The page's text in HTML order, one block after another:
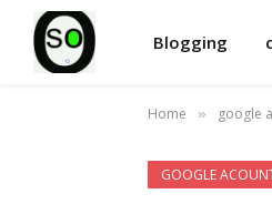
Blogging
Home » google
GOOGLE